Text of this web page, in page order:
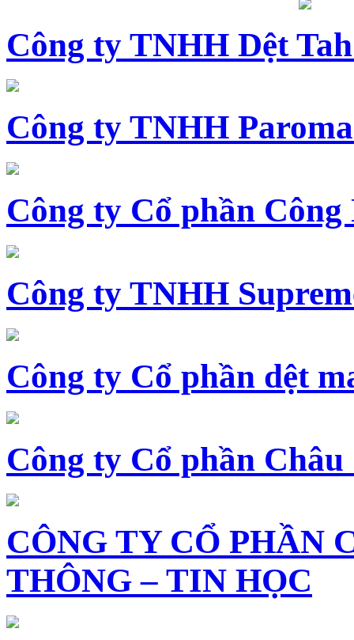
Công ty TNHH Dệt
Công ty TNHH
Công ty Cổ phần Công
Công ty TNHH
Công ty Cổ phần dệt
Công ty Cổ phần Châu
CÔNG TY CỔ PHẦN
THÔNG – TIN HỌC